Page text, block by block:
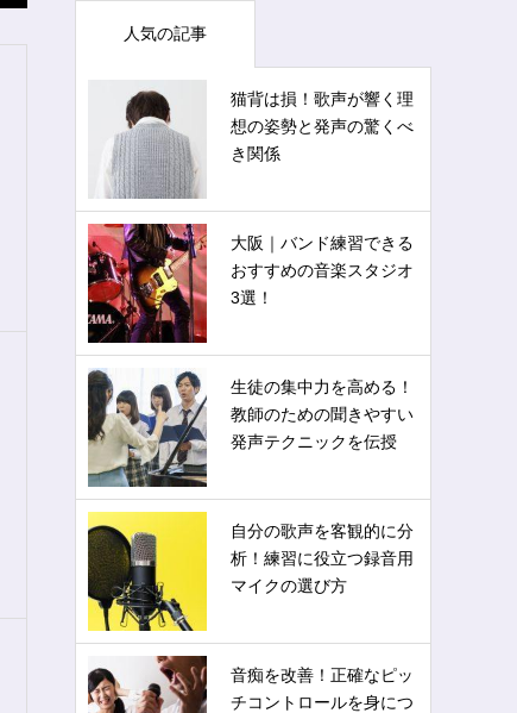
人気の記事
猫背は損！歌声が響く理
想の姿勢と発声の驚くべ
き関係
大阪｜バンド練習できる
おすすめの音楽スタジオ
3選！
生徒の集中力を高める！
教師のための聞きやすい
発声テクニックを伝授
自分の歌声を客観的に分
析！練習に役立つ録音用
マイクの選び方
音痴を改善！正確なピッ
チコントロールを身につ